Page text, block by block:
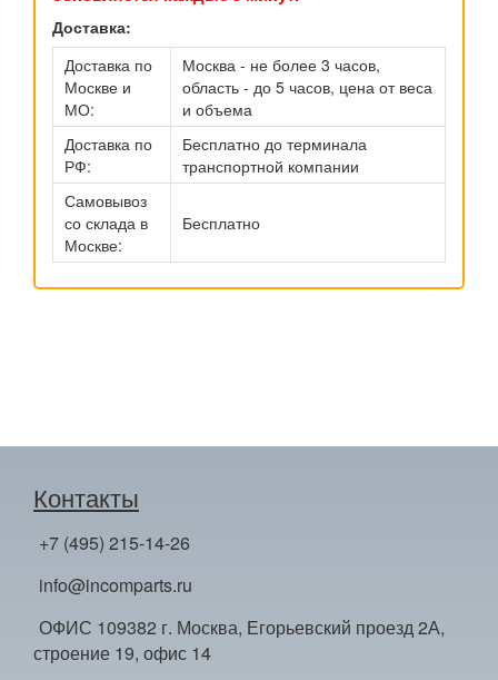
Доставка:
Доставка по
Москве и
МО:
Москва - не более 3 часов,
область - до 5 часов, цена от веса
и объема
Доставка по
РФ:
Бесплатно до терминала
транспортной компании
Самовывоз
со склада в
Москве:
Бесплатно
Контакты
+7 (495) 215-14-26
info@incomparts.ru
ОФИС 109382 г. Москва, Егорьевский проезд 2А,
строение 19, офис 14